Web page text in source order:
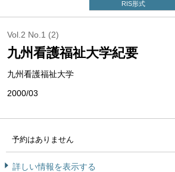
RIS形式
Vol.2 No.1 (2)
九州看護福祉大学紀要
九州看護福祉大学
2000/03
予約はありません
詳しい情報を表示する